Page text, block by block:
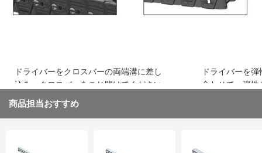
ドライバーをクロスバーの両端溝に差し
込み、クロスバーをこじ開けてください
ドライバーを
合わせて、弾
商品担当おすすめ